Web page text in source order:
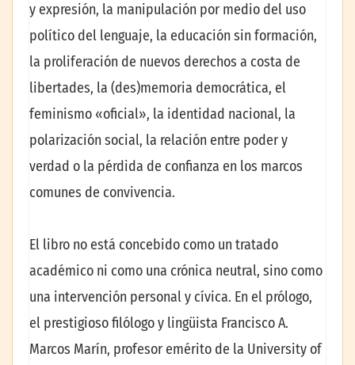
y expresión, la manipulación por medio del uso
político del lenguaje, la educación sin formación,
la proliferación de nuevos derechos a costa de
libertades, la (des)memoria democrática, el
feminismo «oficial», la identidad nacional, la
polarización social, la relación entre poder y
verdad o la pérdida de confianza en los marcos
comunes de convivencia.
El libro no está concebido como un tratado
académico ni como una crónica neutral, sino como
una intervención personal y cívica. En el prólogo,
el prestigioso filólogo y lingüista Francisco A.
Marcos Marín, profesor emérito de la University of